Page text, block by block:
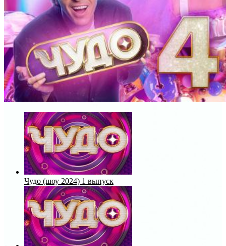
Чудо (шоу 2024) 1 выпуск